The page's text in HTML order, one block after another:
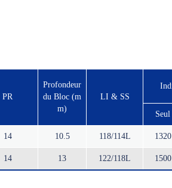
PR
Profondeur
du Bloc (m
m)
LI & SS
Seul
14 10.5 118/114L 1320
14 13 122/118L 1500